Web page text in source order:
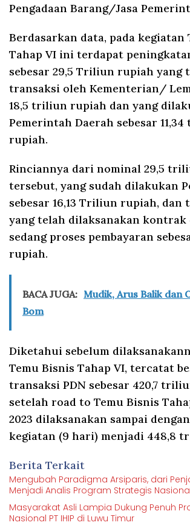
Pengadaan Barang/Jasa
Berdasarkan data, pada kegiatan
Tahap VI ini terdapat
sebesar 29,5 Triliun rupiah
transaksi oleh Kementerian/
18,5 triliun rupiah dan yang
Pemerintah Daerah sebesar
rupiah.
Rinciannya dari nominal 29,5
tersebut, yang sudah dilakukan
sebesar 16,13 Triliun rupiah, dan
yang telah dilaksanakan
sedang proses pembayaran
rupiah.
BACA JUGA: Mudik, Arus Balik dan
Bom
Diketahui sebelum
Temu Bisnis Tahap VI, tercatat
transaksi PDN sebesar 420,7
setelah road to Temu Bisnis
2023 dilaksanakan sampai
kegiatan (9 hari) menjadi 448,8
Berita Terkait
Mengubah Paradigma Arsiparis, dari
Menjadi Analis Program Strategis
Masyarakat Asli Lampia Dukung Penuh
Nasional PT IHIP di Luwu Timur